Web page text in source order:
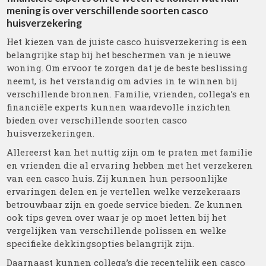
mening is over verschillende soorten casco
huisverzekering
Het kiezen van de juiste casco huisverzekering is een
belangrijke stap bij het beschermen van je nieuwe
woning. Om ervoor te zorgen dat je de beste beslissing
neemt, is het verstandig om advies in te winnen bij
verschillende bronnen. Familie, vrienden, collega’s en
financiële experts kunnen waardevolle inzichten
bieden over verschillende soorten casco
huisverzekeringen.
Allereerst kan het nuttig zijn om te praten met familie
en vrienden die al ervaring hebben met het verzekeren
van een casco huis. Zij kunnen hun persoonlijke
ervaringen delen en je vertellen welke verzekeraars
betrouwbaar zijn en goede service bieden. Ze kunnen
ook tips geven over waar je op moet letten bij het
vergelijken van verschillende polissen en welke
specifieke dekkingsopties belangrijk zijn.
Daarnaast kunnen collega’s die recentelijk een casco